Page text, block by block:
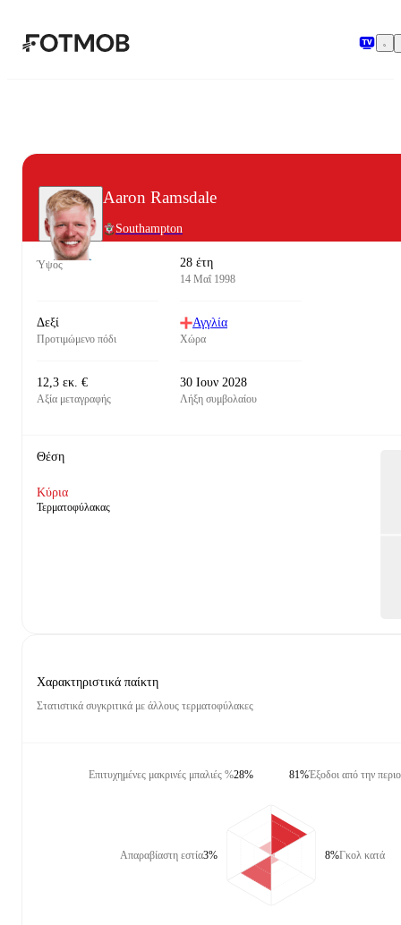
Aaron Ramsdale
Southampton
Ύψος 28 έτη
14 Μαΐ 1998
Δεξί
Προτιμώμενο πόδι
Αγγλία
Χώρα
12,3 εκ. €
Αξία μεταγραφής
30 Ιουν 2028
Λήξη συμβολαίου
Θέση
Κύρια
Τερματοφύλακας
Χαρακτηριστικά παίκτη
Στατιστικά συγκριτικά με άλλους τερματοφύλακες
Επιτυχημένες μακρινές μπαλιές %28%
Απαραβίαστη εστία3%
Έξοδοι από την
81%
Γκολ κατά
8%